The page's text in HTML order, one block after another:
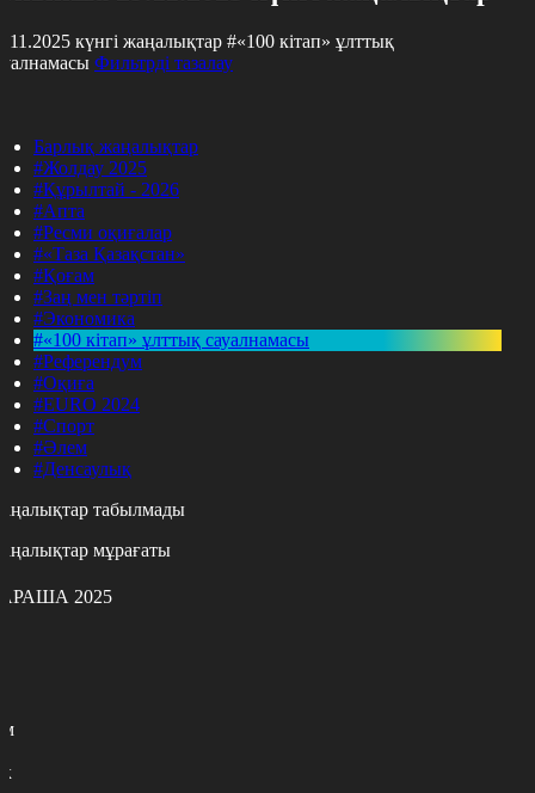
күнгі жаңалықтар #«100 кітап» ұлттық
Фильтрді тазалау
Барлық жаңалықтар
#Жолдау 2025
#Құрылтай - 2026
#Апта
#Ресми оқиғалар
#«Таза Қазақстан»
#Қоғам
#Заң мен тәртіп
#Экономика
#«100 кітап» ұлттық сауалнамасы
#Референдум
#Оқиға
#EURO 2024
#Спорт
#Әлем
#Денсаулық
табылмады
мұрағаты
2025